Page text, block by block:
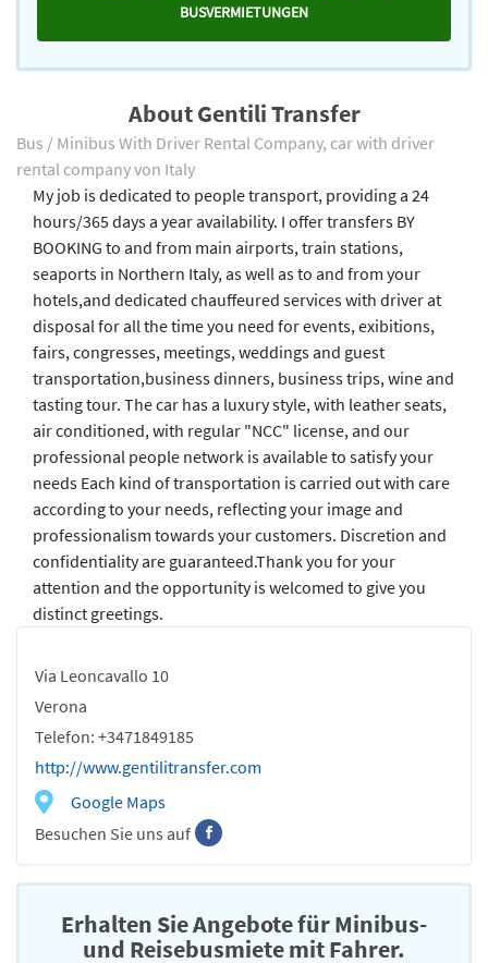
BUSVERMIETUNGEN
About Gentili Transfer
Bus / Minibus With Driver Rental Company, car with driver
rental company von Italy
Via Leoncavallo 10
Verona
Telefon: +3471849185
http://www.gentilitransfer.com
Google Maps
Besuchen Sie uns auf
My job is dedicated to people transport, providing a 24
hours/365 days a year availability. I offer transfers BY
BOOKING to and from main airports, train stations,
seaports in Northern Italy, as well as to and from your
hotels,and dedicated chauffeured services with driver at
disposal for all the time you need for events, exibitions,
fairs, congresses, meetings, weddings and guest
transportation,business dinners, business trips, wine and
tasting tour. The car has a luxury style, with leather seats,
air conditioned, with regular "NCC" license, and our
professional people network is available to satisfy your
needs Each kind of transportation is carried out with care
according to your needs, reflecting your image and
professionalism towards your customers. Discretion and
confidentiality are guaranteed.Thank you for your
attention and the opportunity is welcomed to give you
distinct greetings.
Erhalten Sie Angebote für Minibus-
und Reisebusmiete mit Fahrer.